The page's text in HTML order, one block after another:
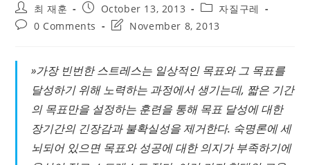
Post
author:
최 재훈
Post
published:
October 13, 2013
Post
category:
자질구레
Post0 Comments
PostNovember 8, 2013
»가장 빈번한 스트레스는 일상적인 목표와 그 목표를
달성하기 위해 노력하는 과정에서 생기는데, 짧은 기간
의 목표만을 설정하는 훈련을 통해 목표 달성에 대한
장기간의 긴장감과 불확실성을 제거한다. 숙명론에 세
뇌되어 있으면 목표와 성공에 대한 의지가 부족하기에